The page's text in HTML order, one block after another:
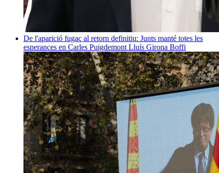
De l'aparició fugaç al retorn definitiu: Junts manté totes les
esperances en Carles Puigdemont Lluís Girona Boffi